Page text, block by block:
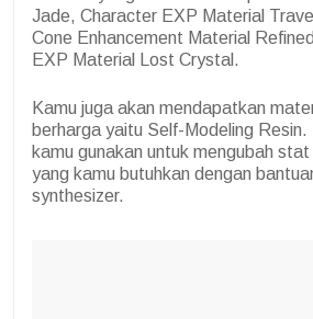
Jade, Character EXP Material
Cone Enhancement Material
EXP Material Lost Crystal.
Kamu juga akan mendapatkan
berharga yaitu Self-Modeling
kamu gunakan untuk mengubah
yang kamu butuhkan dengan
synthesizer.